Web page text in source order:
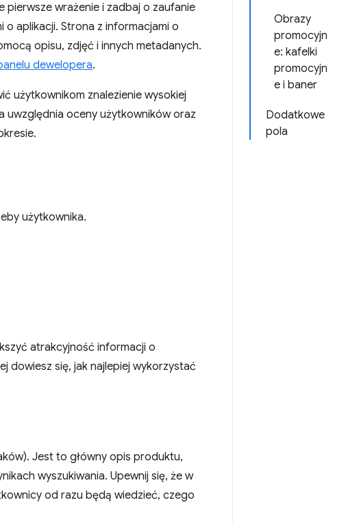
Obrazy
promocyjn
e: kafelki
promocyjn
e i baner
Dodatkowe
pola
wrażenie i zadbaj o zaufanie
aplikacji. Strona z informacjami o
opisu, zdjęć i innych metadanych.
dewelopera.
użytkownikom znalezienie wysokiej
uwzględnia oceny użytkowników oraz
użytkownika.
atrakcyjność informacji o
dowiesz się, jak najlepiej wykorzystać
Jest to główny opis produktu,
wyszukiwania. Upewnij się, że w
od razu będą wiedzieć, czego